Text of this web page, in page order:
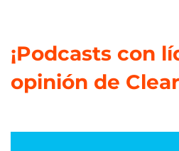
¡Podcasts con
opinión de